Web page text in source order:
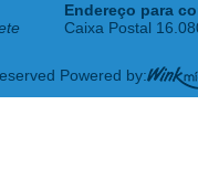
Endereço para
Caixa Postal
Powered by: